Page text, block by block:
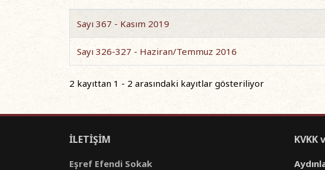
Sayı 367 - Kasım 2019
Sayı 326-327 - Haziran/Temmuz 2016
2 kayıttan 1 - 2 arasındaki kayıtlar gösteriliyor
İLETİŞİM
Eşref Efendi Sokak
KVKK